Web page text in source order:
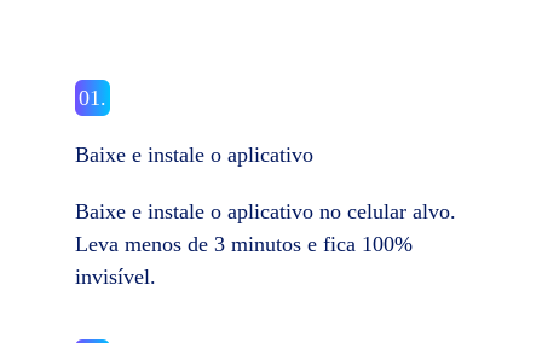
01.
Baixe e instale o aplicativo
Baixe e instale o aplicativo no celular alvo.
Leva menos de 3 minutos e fica 100%
invisível.